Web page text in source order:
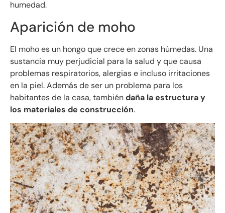
humedad.
Aparición de moho
El moho es un hongo que crece en zonas húmedas. Una
sustancia muy perjudicial para la salud y que causa
problemas respiratorios, alergias e incluso irritaciones
en la piel. Además de ser un problema para los
habitantes de la casa, tambiéndaña la estructura y
los materiales de construcción.